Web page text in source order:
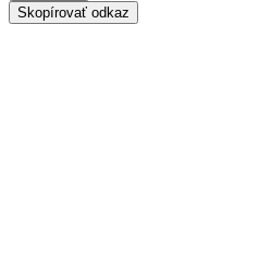
Skopírovať odkaz